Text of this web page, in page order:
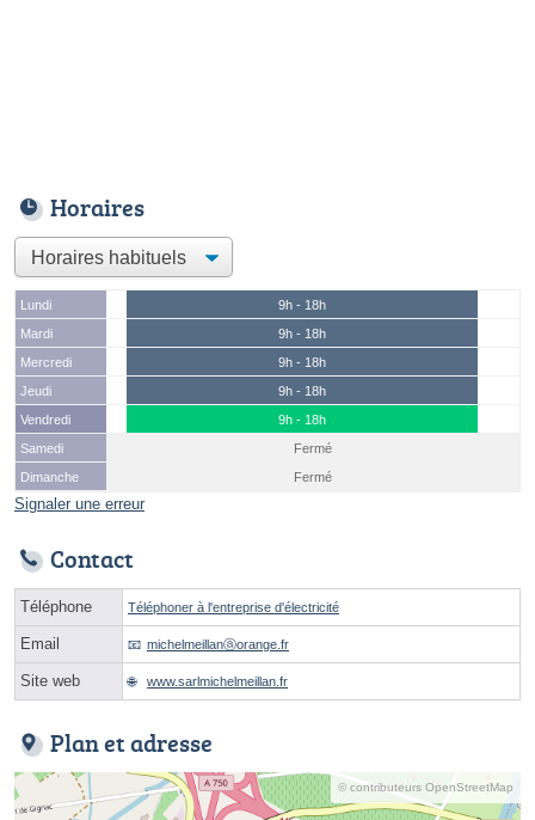
Horaires
Lundi
9h - 18h
Mardi
9h - 18h
Mercredi
9h - 18h
Jeudi
9h - 18h
Vendredi
9h - 18h
Samedi
Fermé
Dimanche
Fermé
Signaler une erreur
Contact
Téléphone Téléphoner à l'entreprise d'électricité
Email michelmeillanⓐorange.fr
Site web www.sarlmichelmeillan.fr
Plan et adresse
© contributeurs OpenStreetMap